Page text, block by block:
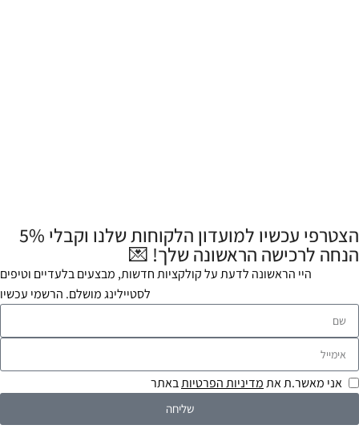
הצטרפי עכשיו למועדון הלקוחות שלנו וקבלי 5%
הנחה לרכישה הראשונה שלך! 💌
היי הראשונה לדעת על קולקציות חדשות, מבצעים בלעדיים וטיפים
לסטיילינג מושלם. הרשמי עכשיו
אני מאשר.ת אתמדיניות הפרטיותבאתר
שליחה